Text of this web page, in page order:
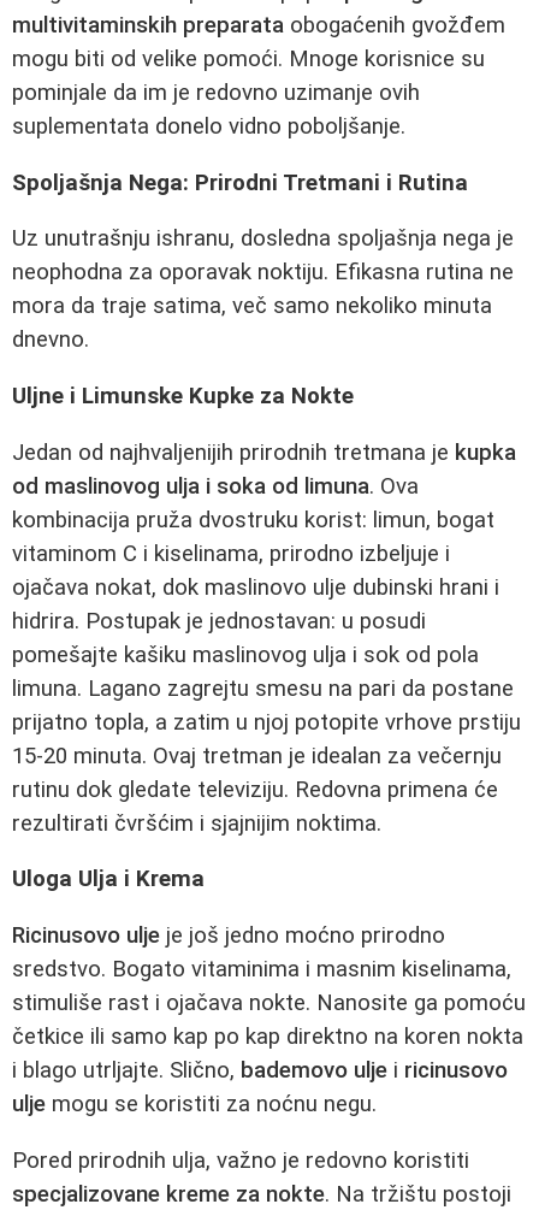
multivitaminskih preparata obogaćenih gvožđem
mogu biti od velike pomoći. Mnoge korisnice su
pominjale da im je redovno uzimanje ovih
suplementata donelo vidno poboljšanje.
Spoljašnja Nega: Prirodni Tretmani i Rutina
Uz unutrašnju ishranu, dosledna spoljašnja nega je
neophodna za oporavak noktiju. Efikasna rutina ne
mora da traje satima, več samo nekoliko minuta
dnevno.
Uljne i Limunske Kupke za Nokte
Jedan od najhvaljenijih prirodnih tretmana je kupka
od maslinovog ulja i soka od limuna. Ova
kombinacija pruža dvostruku korist: limun, bogat
vitaminom C i kiselinama, prirodno izbeljuje i
ojačava nokat, dok maslinovo ulje dubinski hrani i
hidrira. Postupak je jednostavan: u posudi
pomešajte kašiku maslinovog ulja i sok od pola
limuna. Lagano zagrejtu smesu na pari da postane
prijatno topla, a zatim u njoj potopite vrhove prstiju
15-20 minuta. Ovaj tretman je idealan za večernju
rutinu dok gledate televiziju. Redovna primena će
rezultirati čvršćim i sjajnijim noktima.
Uloga Ulja i Krema
Ricinusovo ulje je još jedno moćno prirodno
sredstvo. Bogato vitaminima i masnim kiselinama,
stimuliše rast i ojačava nokte. Nanosite ga pomoću
četkice ili samo kap po kap direktno na koren nokta
i blago utrljajte. Slično, bademovo ulje i ricinusovo
ulje mogu se koristiti za noćnu negu.
Pored prirodnih ulja, važno je redovno koristiti
specjalizovane kreme za nokte. Na tržištu postoji